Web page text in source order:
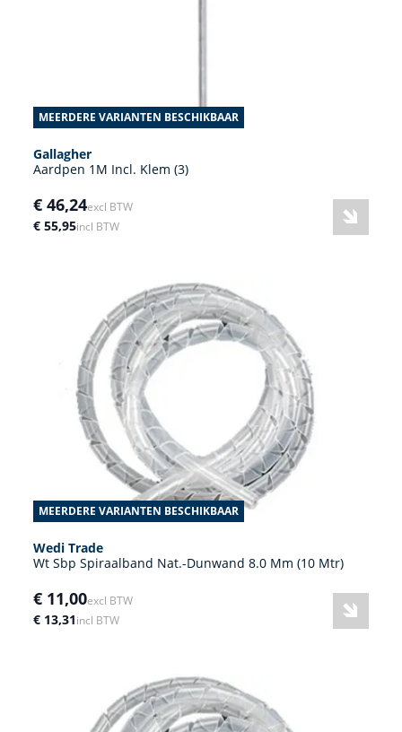
MEERDERE VARIANTEN BESCHIKBAAR
Gallagher
Aardpen 1M Incl. Klem (3)
€ 46,24excl BTW
€ 55,95incl BTW
MEERDERE VARIANTEN BESCHIKBAAR
Wedi Trade
Wt Sbp Spiraalband Nat.-Dunwand 8.0 Mm (10 Mtr)
€ 11,00excl BTW
€ 13,31incl BTW